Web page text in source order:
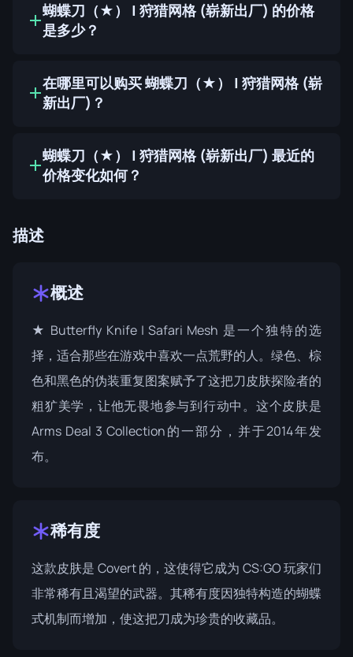
蝴蝶刀（★） | 狩猎网格 (崭新出厂) 的价格
是多少？
在哪里可以购买 蝴蝶刀（★） | 狩猎网格 (崭
新出厂)？
蝴蝶刀（★） | 狩猎网格 (崭新出厂) 最近的
价格变化如何？
描述
概述
★ Butterfly Knife | Safari Mesh 是一个独特的选
择，适合那些在游戏中喜欢一点荒野的人。绿色、棕
色和黑色的伪装重复图案赋予了这把刀皮肤探险者的
粗犷美学，让他无畏地参与到行动中。这个皮肤是
Arms Deal 3 Collection的一部分，并于2014年发
布。
稀有度
这款皮肤是 Covert 的，这使得它成为 CS:GO 玩家们
非常稀有且渴望的武器。其稀有度因独特构造的蝴蝶
式机制而增加，使这把刀成为珍贵的收藏品。